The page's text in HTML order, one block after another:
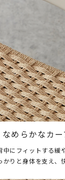
めらかなカ
にフィットする緩
りと身体を支え、